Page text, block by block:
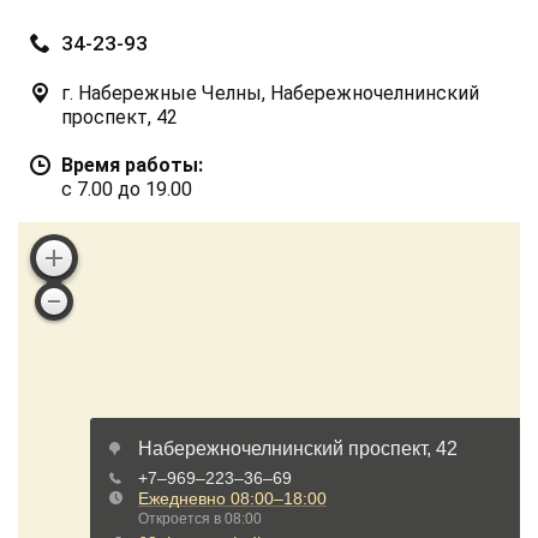
34-23-93
г. Набережные Челны, Набережночелнинский
проспект, 42
Время работы:
с 7.00 до 19.00